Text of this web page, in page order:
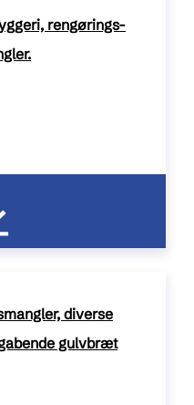
rengørings-
diverse
gulvbræt